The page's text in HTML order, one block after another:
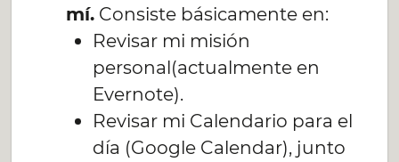
mí.Consiste básicamente en:
Revisar mi misión
personal(actualmente en
Evernote).
Revisar mi Calendario para el
día (Google Calendar), junto